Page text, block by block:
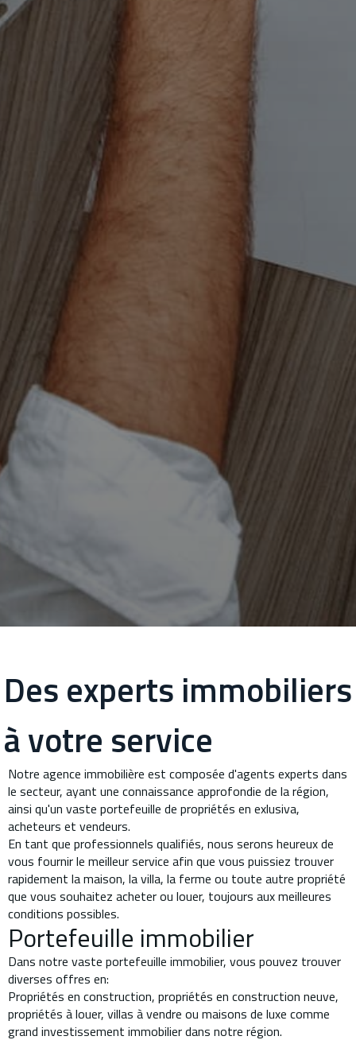
Des experts immobiliers
à votre service
Notre agence immobilière est composée d'agents experts dans
le secteur, ayant une connaissance approfondie de la région,
ainsi qu'un vaste portefeuille de propriétés en exlusiva,
acheteurs et vendeurs.
En tant que professionnels qualifiés, nous serons heureux de
vous fournir le meilleur service afin que vous puissiez trouver
rapidement la maison, la villa, la ferme ou toute autre propriété
que vous souhaitez acheter ou louer, toujours aux meilleures
conditions possibles.
Portefeuille immobilier
Dans notre vaste portefeuille immobilier, vous pouvez trouver
diverses offres en:
Propriétés en construction, propriétés en construction neuve,
propriétés à louer, villas à vendre ou maisons de luxe comme
grand investissement immobilier dans notre région.